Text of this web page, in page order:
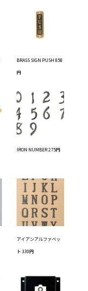
BRASS SIGN PUSH 858
円
IRON NUMBER 275円
アイアンアルファベッ
ト 330円